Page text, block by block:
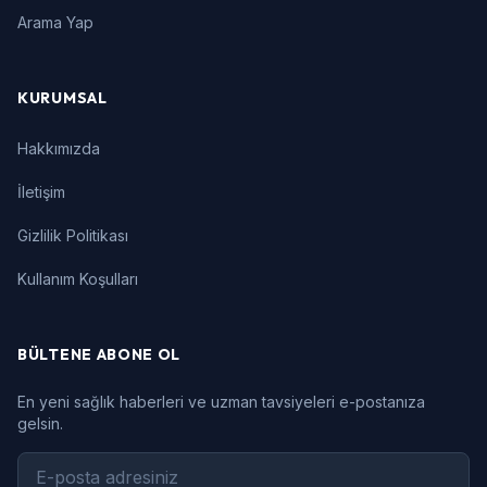
Arama Yap
KURUMSAL
Hakkımızda
İletişim
Gizlilik Politikası
Kullanım Koşulları
BÜLTENE ABONE OL
En yeni sağlık haberleri ve uzman tavsiyeleri e-postanıza
gelsin.